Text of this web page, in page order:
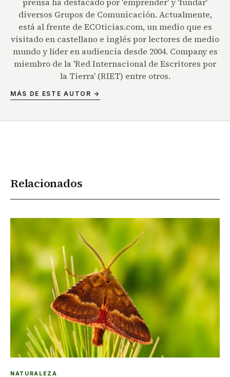
diversos Grupos de Comunicación. Actualmente,
está al frente de ECOticias.com, un medio que es
visitado en castellano e inglés por lectores de medio
mundo y líder en audiencia desde 2004. Company es
miembro de la 'Red Internacional de Escritores por
la Tierra' (RIET) entre otros.
MÁS DE ESTE AUTOR →
Relacionados
NATURALEZA